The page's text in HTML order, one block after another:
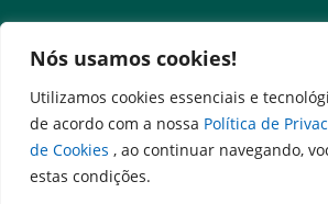
Nós usamos cookies!
Utilizamos cookies essenciais e
de acordo com a nossa Política de
de Cookies , ao continuar navegando,
estas condições.
Transparência e
LGPD
Goiás
Dados Abertos